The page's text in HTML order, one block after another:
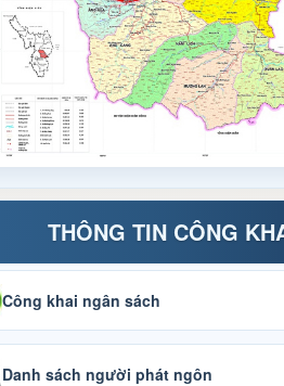
THÔNG TIN CÔNG
Công khai ngân sách
Danh sách người phát ngôn